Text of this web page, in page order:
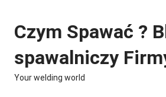
content
Czym Spawać ?
spawalniczy
Your welding world